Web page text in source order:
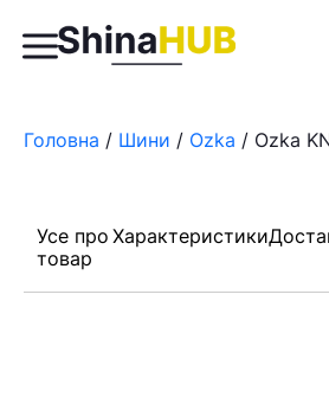
Головна / Шини / Ozka / Ozka
Усе про
товар
Характеристики